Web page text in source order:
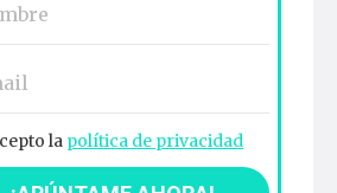
la política de privacidad